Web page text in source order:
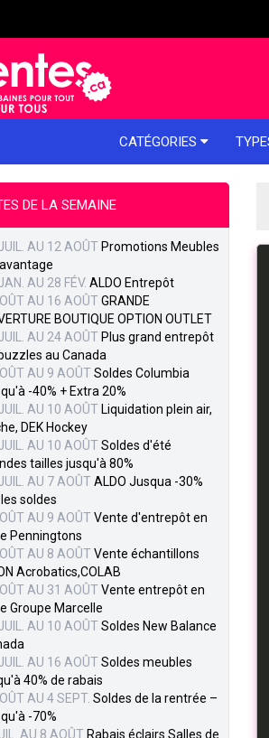
CATÉGORIES
DE LA SEMAINE
AU 12 AOÛT Promotions Meubles
AU 28 FÉV. ALDO Entrepôt
AU 16 AOÛT GRANDE
BOUTIQUE OPTION OUTLET
AU 24 AOÛT Plus grand entrepôt
au Canada
AU 9 AOÛT Soldes Columbia
-40% + Extra 20%
AU 10 AOÛT Liquidation plein air,
DEK Hockey
AU 10 AOÛT Soldes d'été
tailles jusqu'à 80%
AU 7 AOÛT ALDO Jusqua -30%
soldes
AU 9 AOÛT Vente d'entrepôt en
Penningtons
AU 8 AOÛT Vente échantillons
Acrobatics,COLAB
AU 31 AOÛT Vente entrepôt en
Groupe Marcelle
AU 10 AOÛT Soldes New Balance
AU 16 AOÛT Soldes meubles
40% de rabais
AU 4 SEPT. Soldes de la rentrée –
-70%
AU 8 AOÛT Rabais éclairs Salles de